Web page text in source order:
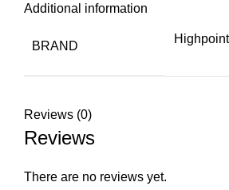
Additional information
BRAND
Highpoint
Reviews (0)
Reviews
There are no reviews yet.